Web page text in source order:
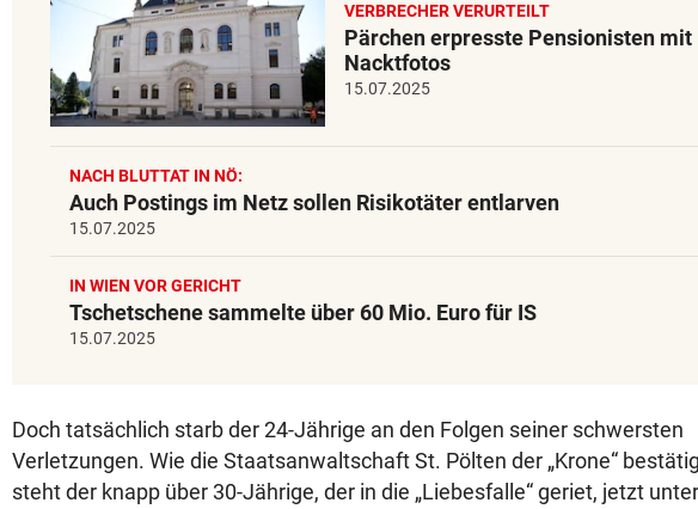
VERBRECHER VERURTEILT
Pärchen erpresste Pensionisten mit
Nacktfotos
15.07.2025
NACH BLUTTAT IN NÖ:
Auch Postings im Netz sollen Risikotäter entlarven
15.07.2025
IN WIEN VOR GERICHT
Tschetschene sammelte über 60 Mio. Euro für IS
15.07.2025
Doch tatsächlich starb der 24-Jährige an den Folgen seiner schwersten
Verletzungen. Wie die Staatsanwaltschaft St. Pölten der „Krone“
steht der knapp über 30-Jährige, der in die „Liebesfalle“ geriet, jetzt unter